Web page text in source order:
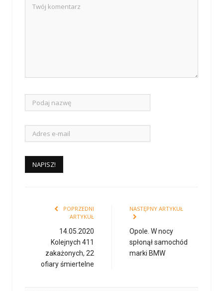
POPRZEDNI
ARTYKUŁ
14.05.2020
Kolejnych 411
zakażonych, 22
ofiary śmiertelne
NASTĘPNY ARTYKUŁ
Opole. W nocy
spłonął samochód
marki BMW